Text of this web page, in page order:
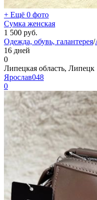
+ Ещё 0 фото
Сумка женская
1 500 руб.
Одежда, обувь, галантерея/
16 дней
0
Липецкая область, Липецк
Ярослав048
0